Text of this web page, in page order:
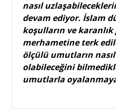
nasıl
devam ediyor. İslam
koşulların ve karanlık
merhametine terk
ölçülü umutların
olabileceğini
umutlarla